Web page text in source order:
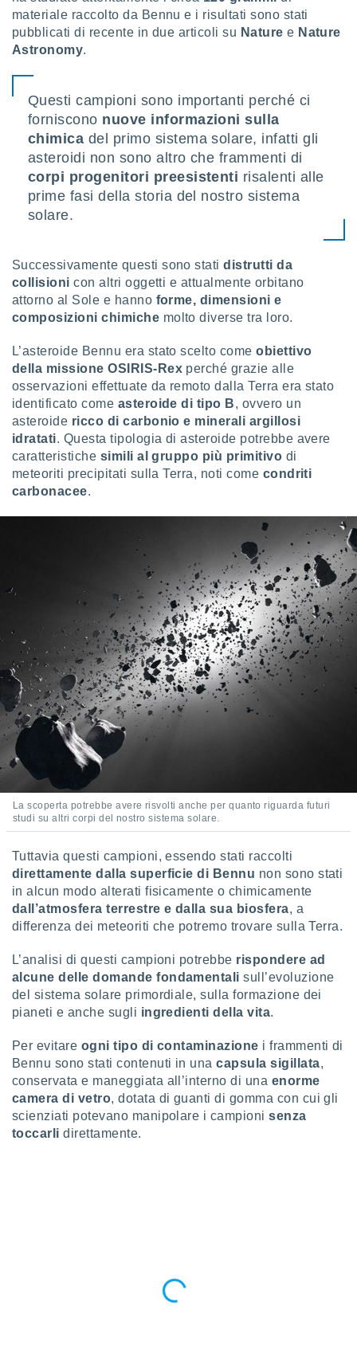
quali la
su
e
di
dati
al quale
tuo
dei
" o
cookie
sito
il
dei
e/o
la
della
creare
la
profili
degli
il
di
e
per la
materiale raccolto da Bennu e i risultati sono stati
pubblicati di recente in due articoli su Nature e Nature
Astronomy.
Questi campioni sono importanti perché ci
forniscono nuove informazioni sulla
chimica del primo sistema solare, infatti gli
asteroidi non sono altro che frammenti di
corpi progenitori preesistenti risalenti alle
prime fasi della storia del nostro sistema
solare.
Successivamente questi sono statidistrutti da
collisioni con altri oggetti e attualmente orbitano
attorno al Sole e hanno forme, dimensioni e
composizioni chimiche molto diverse tra loro.
L’asteroide Bennu era stato scelto comeobiettivo
della missione OSIRIS-Rex perché grazie alle
osservazioni effettuate da remoto dalla Terra era stato
identificato come asteroide di tipo B, ovvero un
asteroide ricco di carbonio e minerali argillosi
idratati. Questa tipologia di asteroide potrebbe avere
caratteristiche simili al gruppo più primitivo di
meteoriti precipitati sulla Terra, noti come condriti
carbonacee.
La scoperta potrebbe avere risvolti anche per quanto riguarda futuri
studi su altri corpi del nostro sistema solare.
Tuttavia questi campioni, essendo stati raccolti
direttamente dalla superficie di Bennu non sono stati
in alcun modo alterati fisicamente o chimicamente
dall’atmosfera terrestre e dalla sua biosfera, a
differenza dei meteoriti che potremo trovare sulla Terra.
L’analisi di questi campioni potrebbe rispondere ad
alcune delle domande fondamentali sull’evoluzione
del sistema solare primordiale, sulla formazione dei
pianeti e anche sugli ingredienti della vita.
Per evitare ogni tipo di contaminazione i frammenti di
Bennu sono stati contenuti in unacapsula sigillata,
conservata e maneggiata all’interno di una enorme
camera di vetro, dotata di guanti di gomma con cui gli
scienziati potevano manipolare i campionisenza
toccarli direttamente.